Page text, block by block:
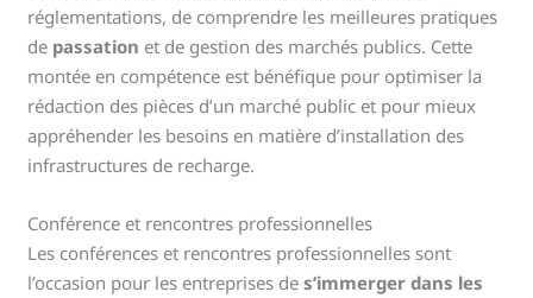
réglementations, de comprendre les meilleures pratiques
de passation et de gestion des marchés publics. Cette
montée en compétence est bénéfique pour optimiser la
rédaction des pièces d’un marché public et pour mieux
appréhender les besoins en matière d’installation des
infrastructures de recharge.
Conférence et rencontres professionnelles
Les conférences et rencontres professionnelles sont
l’occasion pour les entreprises des’immerger dans les